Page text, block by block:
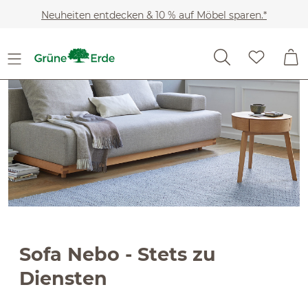
Zum Hauptinhalt springen
Neuheiten entdecken & 10 % auf Möbel sparen.*
Sofa Nebo - Stets zu
Diensten